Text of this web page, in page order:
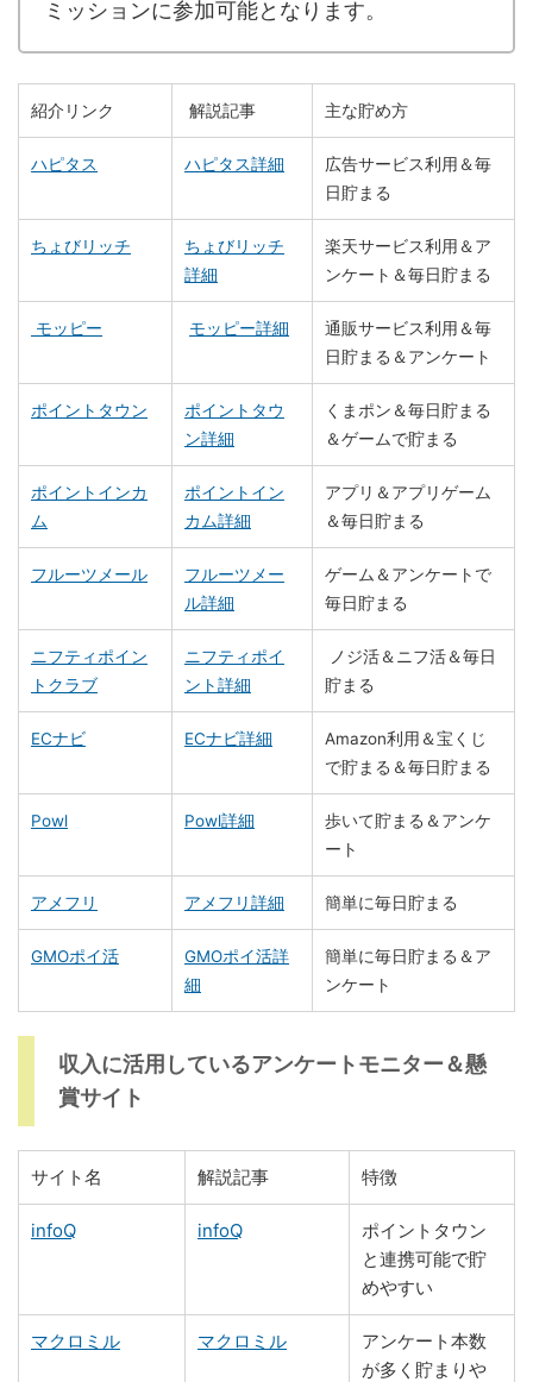
ミッションに参加可能となります。
紹介リンク 解説記事 主な貯め方
ハピタス ハピタス詳細
広告サービス利用＆毎
日貯まる
ちょびリッチ
ちょびリッチ
詳細
楽天サービス利用＆ア
ンケート＆毎日貯まる
モッピー モッピー詳細
通販サービス利用＆毎
日貯まる＆アンケート
ポイントタウン
ポイントタウ
ン詳細
くまポン＆毎日貯まる
＆ゲームで貯まる
ポイントインカ
ム
ポイントイン
カム詳細
アプリ＆アプリゲーム
＆毎日貯まる
フルーツメール
フルーツメー
ル詳細
ゲーム＆アンケートで
毎日貯まる
ニフティポイン
トクラブ
ニフティポイ
ント詳細
ノジ活＆ニフ活＆毎日
貯まる
ECナビ ECナビ詳細
Amazon利用＆宝くじ
で貯まる＆毎日貯まる
Powl Powl詳細
歩いて貯まる＆アンケ
ート
アメフリ アメフリ詳細 簡単に毎日貯まる
GMOポイ活
GMOポイ活詳
細
簡単に毎日貯まる＆ア
ンケート
収入に活用しているアンケートモニター＆懸
賞サイト
サイト名 解説記事 特徴
infoQ infoQ
ポイントタウン
と連携可能で貯
めやすい
マクロミル マクロミル
アンケート本数
が多く貯まりや